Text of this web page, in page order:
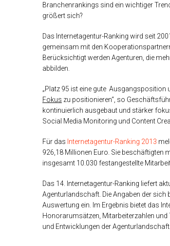
Bran­chen­ran­kings sind ein wich­ti­ger
grö­ßert sich?
Das Internetagentur-Ranking wird seit
gemeinsam mit den
Berücksichtigt werden Agenturen, die
abbilden.
„Platz 95 ist eine gute Ausgangsposition
Fokus zu positionieren“, so
kontinuierlich ausgebaut und stärker
Social Media Monitoring und Content
Für das Internetagentur-Ranking 2013
926,18 Millionen Euro. Sie beschäftigten
insgesamt 10.030 festangestellte
Das 14. Internetagentur-Ranking liefert
Agenturlandschaft. Die Angaben der sich
Auswertung ein. Im Ergebnis bietet das
Honorarumsätzen, Mitarbeiterzahlen und
und Entwicklungen der Agenturlandschaft.